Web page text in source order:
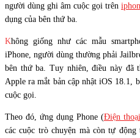
người dùng ghi âm cuộc gọi trên
dụng của bên thứ ba.
Không giống như các mẫu
iPhone, người dùng thường phải
bên thứ ba. Tuy nhiên, điều này đã
Apple ra mắt bản cập nhật iOS 18.1,
cuộc gọi.
Theo đó, ứng dụng Phone (Điện thoại
các cuộc trò chuyện mà còn tự